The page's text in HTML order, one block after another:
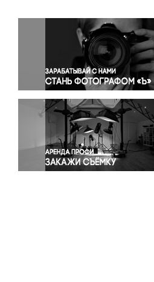
Окружающая среда
Политика
Правосудие
Происшествия и конфликты
Религия
Светская жизнь
Спорт
Экология
Экономика и бизнес